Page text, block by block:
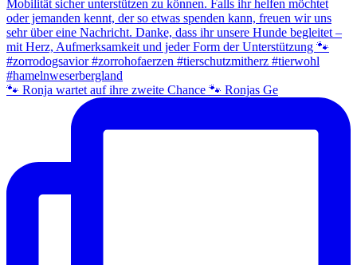
🐾 Ronja wartet auf ihre zweite Chance 🐾 Ronjas Ge